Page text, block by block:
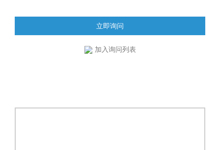
立即询问
加入询问列表